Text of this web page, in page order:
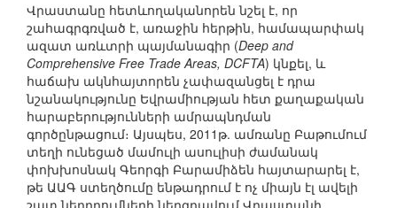
Վրաստանը հետևողականորեն նշել է, որ
շահագրգռված է, առաջին հերթին, համապարփակ
ազատ առևտրի պայմանագիր (Deep and
Comprehensive Free Trade Areas, DCFTA) կնքել, և
հաճախ ակնհայտորեն չափազանցել է դրա
նշանակությունը Եվրամիության հետ քաղաքական
հարաբերությունների ամրապնդման
գործընթացում։ Այսպես, 2011թ. ամռանը Բաթումում
տեղի ունեցած մամուլի ասուլիսի ժամանակ
փոխխոսնակ Գեորգի Բարամիձեն հայտարարել է,
թե ԱԱԳ ստեղծումը ենթադրում է ոչ միայն էլ ավելի